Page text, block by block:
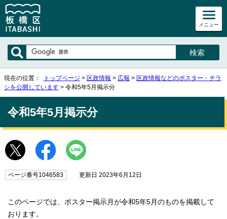
メニュー
現在の位置： トップページ > 区政情報 > 広報 > 区政情報などのポスター・チラ
シを公開しています > 令和5年5月掲示分
令和5年5月掲示分
ページ番号1046583 更新日 2023年6月12日
このページでは、ポスター掲示月が令和5年5月のものを掲載して
おります。